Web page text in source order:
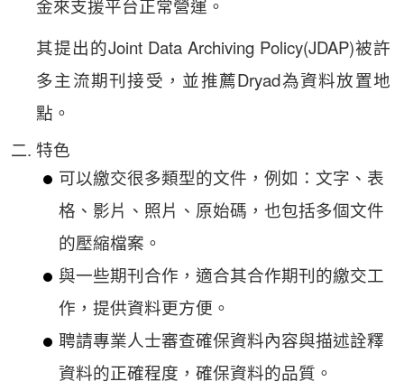
金來支援平台正常營運。
其提出的Joint Data Archiving Policy(JDAP)被許
多主流期刊接受，並推薦Dryad為資料放置地
點。
特色
可以繳交很多類型的文件，例如：文字、表
格、影片、照片、原始碼，也包括多個文件
的壓縮檔案。
與一些期刊合作，適合其合作期刊的繳交工
作，提供資料更方便。
聘請專業人士審查確保資料內容與描述詮釋
資料的正確程度，確保資料的品質。